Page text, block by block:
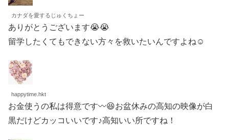
カナダを愛するじゅくちょー
ありがとうございます😭😭
留学したくてもできない方々を救いたいんですよね☺️
happytime.hkt
お金使うの私は得意です〰😆お盆休みの高知の映像が白
黒だけどカッコいいです♪高知いい所ですね！